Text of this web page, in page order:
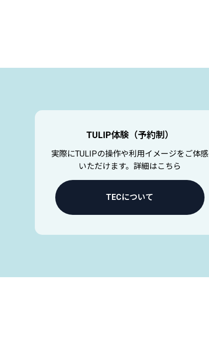
TULIP体験（予約制）
実際にTULIPの操作や利用イメージをご体感
いただけます。詳細はこちら
TECについて